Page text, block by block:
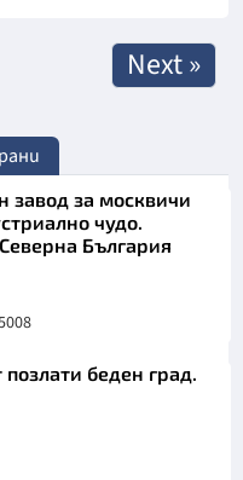
Next »
завод за москвичи
чудо.
България
беден град.